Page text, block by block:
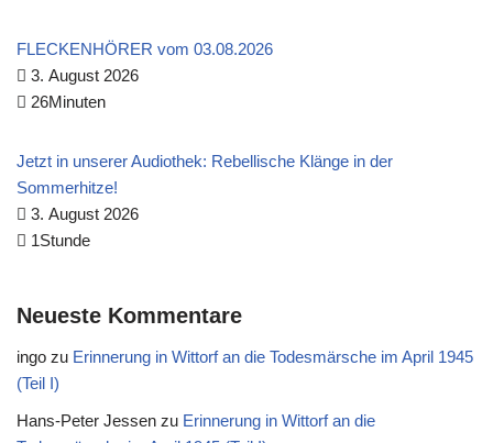
FLECKENHÖRER vom 03.08.2026
3. August 2026
26Minuten
Jetzt in unserer Audiothek: Rebellische Klänge in der
Sommerhitze!
3. August 2026
1Stunde
Neueste Kommentare
ingo zu Erinnerung in Wittorf an die Todesmärsche im April 1945
(Teil I)
Hans-Peter Jessen zu Erinnerung in Wittorf an die